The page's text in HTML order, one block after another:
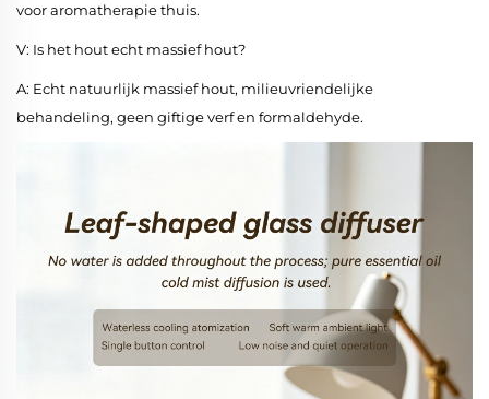
voor aromatherapie thuis.
V: Is het hout echt massief hout?
A: Echt natuurlijk massief hout, milieuvriendelijke
behandeling, geen giftige verf en formaldehyde.